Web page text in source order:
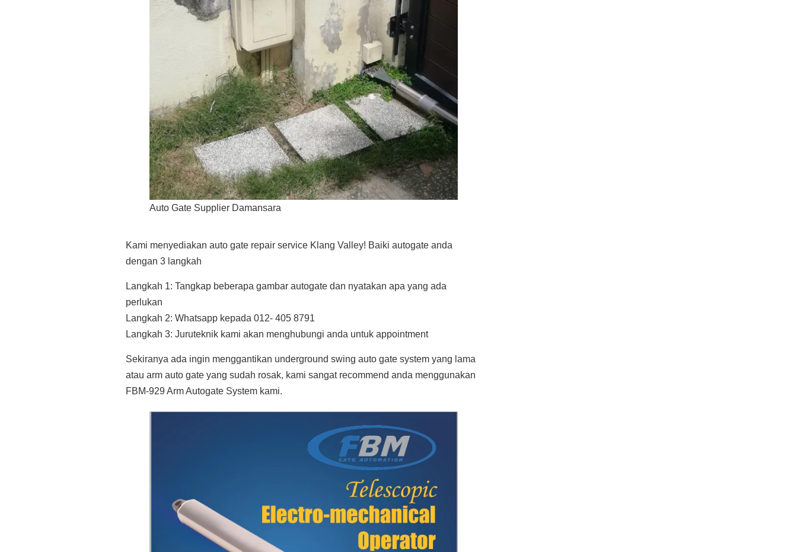
Auto Gate Supplier Damansara
Kami menyediakan auto gate repair service Klang Valley! Baiki autogate anda
dengan 3 langkah
Langkah 1: Tangkap beberapa gambar autogate dan nyatakan apa yang ada
perlukan
Langkah 2: Whatsapp kepada 012- 405 8791
Langkah 3: Juruteknik kami akan menghubungi anda untuk appointment
Sekiranya ada ingin menggantikan underground swing auto gate system yang lama
atau arm auto gate yang sudah rosak, kami sangat recommend anda menggunakan
FBM-929 Arm Autogate System kami.